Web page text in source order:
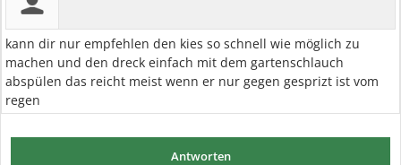
kann dir nur empfehlen den kies so schnell wie möglich zu
machen und den dreck einfach mit dem gartenschlauch
abspülen das reicht meist wenn er nur gegen gesprizt ist vom
regen
Antworten